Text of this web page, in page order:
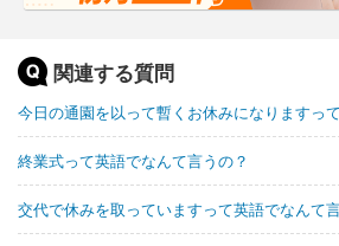
関連する質問
今日の通園を以って暫くお休みになりますっ
終業式って英語でなんて言うの？
交代で休みを取っていますって英語でなんて